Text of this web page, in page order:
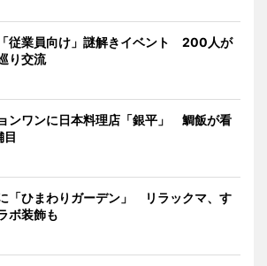
従業員向け」謎解きイベント 200人が
り交流
ンワンに日本料理店「銀平」 鯛飯が看
目
「ひまわりガーデン」 リラックマ、す
ボ装飾も